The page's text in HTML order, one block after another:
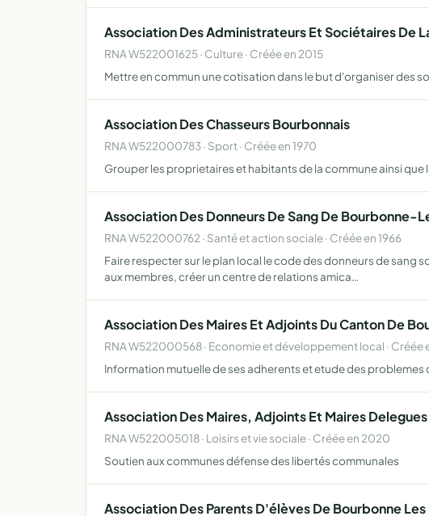
Association Des Administrateurs Et Sociétaires De
RNA W522001625 · Culture · Créée en 2015
Mettre en commun une cotisation dans le but d'organiser des
Association Des Chasseurs Bourbonnais
RNA W522000783 · Sport · Créée en 1970
Grouper les proprietaires et habitants de la commune ainsi
Association Des Donneurs De Sang De Bourbonne-
RNA W522000762 · Santé et action sociale · Créée en 1966
Faire respecter sur le plan local le code des donneurs de
aux membres, créer un centre de relations amica…
Association Des Maires Et Adjoints Du Canton De
RNA W522000568 · Economie et développement local · Créée
Information mutuelle de ses adherents et etude des problemes
Association Des Maires, Adjoints Et Maires
RNA W522005018 · Loisirs et vie sociale · Créée en 2020
Soutien aux communes défense des libertés communales
Association Des Parents D'élèves De Bourbonne Les